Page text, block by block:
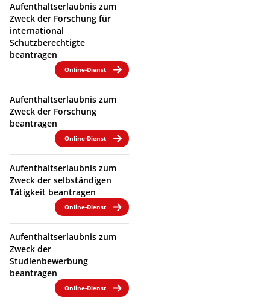
Aufenthaltserlaubnis zum
Zweck der Forschung für
international
Schutzberechtigte
beantragen
Online-Dienst
Aufenthaltserlaubnis zum
Zweck der Forschung
beantragen
Online-Dienst
Aufenthaltserlaubnis zum
Zweck der selbständigen
Tätigkeit beantragen
Online-Dienst
Aufenthaltserlaubnis zum
Zweck der
Studienbewerbung
beantragen
Online-Dienst